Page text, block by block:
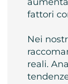
fattori
Nei
reali.